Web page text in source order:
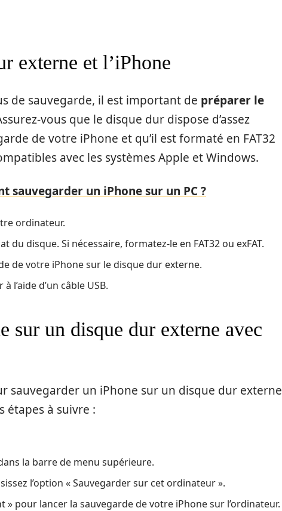
externe et l’iPhone
de sauvegarde, il est important de préparer le
vous que le disque dur dispose d’assez
de votre iPhone et qu’il est formaté en FAT32
avec les systèmes Apple et Windows.
sauvegarder un iPhone sur un PC ?
ordinateur.
du disque. Si nécessaire, formatez-le en FAT32 ou exFAT.
de votre iPhone sur le disque dur externe.
l’aide d’un câble USB.
sur un disque dur externe avec
sauvegarder un iPhone sur un disque dur externe
étapes à suivre :
la barre de menu supérieure.
l’option « Sauvegarder sur cet ordinateur ».
» pour lancer la sauvegarde de votre iPhone sur l’ordinateur.